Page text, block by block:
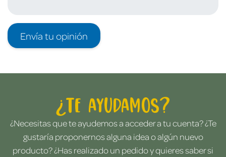
Envía tu opinión
¿Te ayudamos?
¿Necesitas que te ayudemos a acceder a tu cuenta? ¿Te
gustaría proponernos alguna idea o algún nuevo
producto? ¿Has realizado un pedido y quieres saber si